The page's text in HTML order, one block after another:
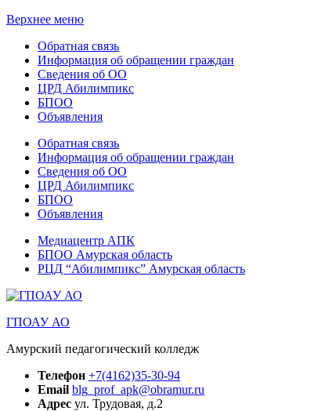
Верхнее меню
Обратная связь
Информация об обращении граждан
Сведения об ОО
ЦРД Абилимпикс
БПОО
Объявления
Обратная связь
Информация об обращении граждан
Сведения об ОО
ЦРД Абилимпикс
БПОО
Объявления
Медиацентр АПК
БПОО Амурская область
РЦД “Абилимпикс” Амурская область
ГПОАУ АО
Амурский педагогический колледж
Телефон +7(4162)35-30-94
Email blg_prof_apk@obramur.ru
Адрес ул. Трудовая, д.2